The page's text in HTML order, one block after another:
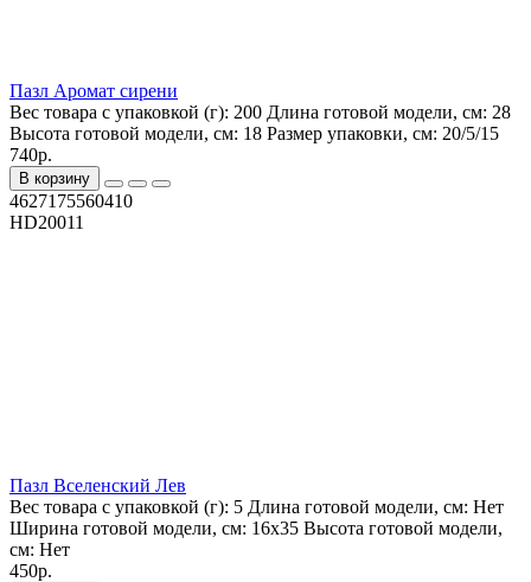
Пазл Аромат сирени
Вес товара с упаковкой (г): 200 Длина готовой модели, см: 28
Высота готовой модели, см: 18 Размер упаковки, см: 20/5/15
740р.
В корзину
4627175560410
HD20011
Пазл Вселенский Лев
Вес товара с упаковкой (г): 5 Длина готовой модели, см: Нет
Ширина готовой модели, см: 16х35 Высота готовой модели,
см: Нет
450р.